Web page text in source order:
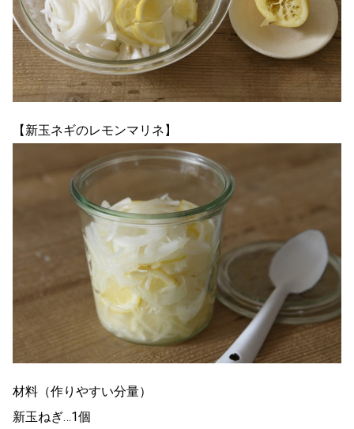
【新玉ネギのレモンマリネ】
材料（作りやすい分量）
新玉ねぎ…1個